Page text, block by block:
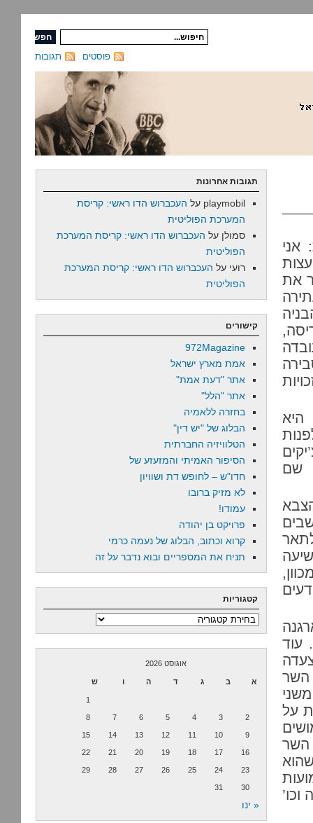
תגובות פוסטים
אני
את
היא
שם
עוד
השר
על
השר
תגובות אחרונות
playmobil על העכברוש הדו ראשי: קריסת
המערכת הפוליטית
סמולן על העכברוש הדו ראשי: קריסת המערכת
הפוליטית
רועי על העכברוש הדו ראשי: קריסת המערכת
הפוליטית
קישורים
972Magazine
אמת מארץ ישראל
אתר "דעת אמת"
אתר "הלל"
בחזרה ללאמיה
הבלוג של "יש דין"
הטלוויזיה החברתית
הסיפור האמיתי והמזעזע של
חדו"ש – לחופש דת ושוויון
לא מזיק ברובו
עמודו!
פרויקט בן יהודה
קרוא וכתוב, הבלוג של נעמה כרמי
תניח את המספריים ובוא נדבר על זה
קטגוריות
קטגוריות
אוגוסט 2026
א ב ג ד ה ו ש
1
2
3
4
5
6
7
8
9
10
11
12
13
14
15
16
17
18
19
20
21
22
23
24
25
26
27
28
29
30
31
« ינו